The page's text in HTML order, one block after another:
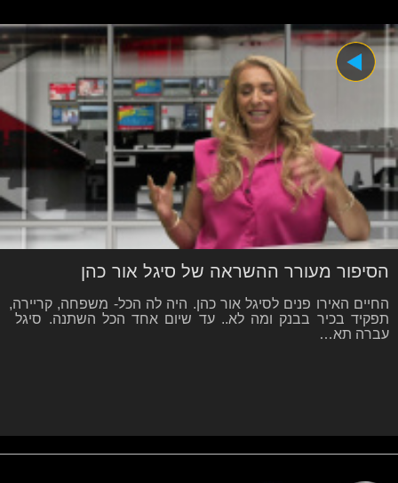
הסיפור מעורר ההשראה של סיגל אור כהן
החיים האירו פנים לסיגל אור כהן. היה לה הכל- משפחה, קריירה,
תפקיד בכיר בבנק ומה לא.. עד שיום אחד הכל השתנה. סיגל
עברה תא…